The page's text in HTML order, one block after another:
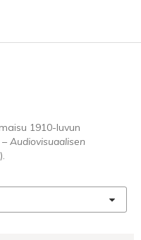
1910-luvun
Audiovisuaalisen